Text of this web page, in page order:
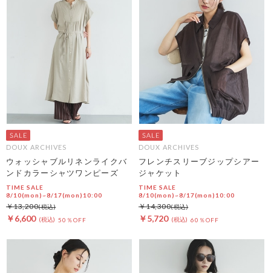
DOUX ARCHIVES
ウォッシャブルリネンライクバ
ンドカラーシャツワンピーズ
TIME SALE
8/10(mon)~8/17(mon)10:00
￥6,600 50％OFF
￥13,200
DOUX ARCHIVES
フレンチスリーブジップシアー
ジャケット
TIME SALE
8/10(mon)~8/17(mon)10:00
￥5,720 60％OFF
￥14,300